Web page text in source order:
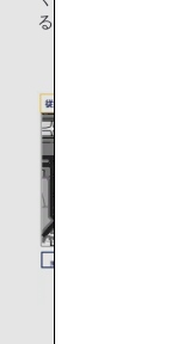
るため、他の飛行